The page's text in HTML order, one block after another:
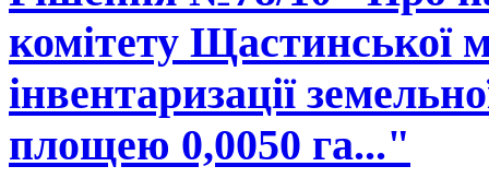
комітету Щастинської
інвентаризації
площею 0,0050 га..."